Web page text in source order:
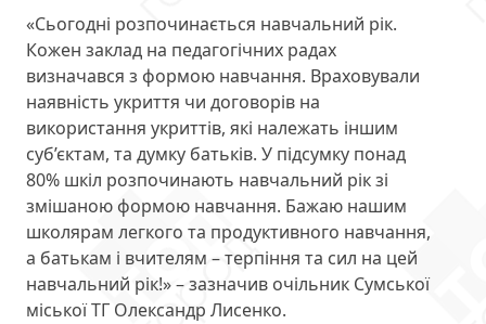
«Сьогодні розпочинається навчальний рік.
Кожен заклад на педагогічних радах
визначався з формою навчання. Враховували
наявність укриття чи договорів на
використання укриттів, які належать іншим
суб’єктам, та думку батьків. У підсумку понад
80% шкіл розпочинають навчальний рік зі
змішаною формою навчання. Бажаю нашим
школярам легкого та продуктивного навчання,
а батькам і вчителям – терпіння та сил на цей
навчальний рік!» – зазначив очільник Сумської
міської ТГ Олександр Лисенко.